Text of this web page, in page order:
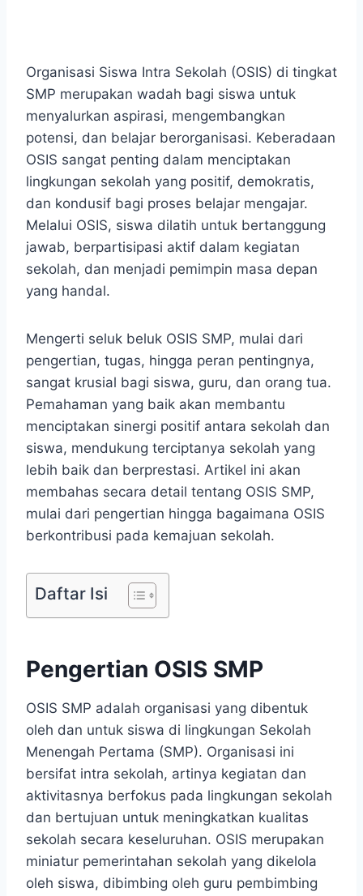
Organisasi Siswa Intra Sekolah (OSIS) di tingkat
SMP merupakan wadah bagi siswa untuk
menyalurkan aspirasi, mengembangkan
potensi, dan belajar berorganisasi. Keberadaan
OSIS sangat penting dalam menciptakan
lingkungan sekolah yang positif, demokratis,
dan kondusif bagi proses belajar mengajar.
Melalui OSIS, siswa dilatih untuk bertanggung
jawab, berpartisipasi aktif dalam kegiatan
sekolah, dan menjadi pemimpin masa depan
yang handal.
Mengerti seluk beluk OSIS SMP, mulai dari
pengertian, tugas, hingga peran pentingnya,
sangat krusial bagi siswa, guru, dan orang tua.
Pemahaman yang baik akan membantu
menciptakan sinergi positif antara sekolah dan
siswa, mendukung terciptanya sekolah yang
lebih baik dan berprestasi. Artikel ini akan
membahas secara detail tentang OSIS SMP,
mulai dari pengertian hingga bagaimana OSIS
berkontribusi pada kemajuan sekolah.
Daftar Isi
Pengertian OSIS SMP
OSIS SMP adalah organisasi yang dibentuk
oleh dan untuk siswa di lingkungan Sekolah
Menengah Pertama (SMP). Organisasi ini
bersifat intra sekolah, artinya kegiatan dan
aktivitasnya berfokus pada lingkungan sekolah
dan bertujuan untuk meningkatkan kualitas
sekolah secara keseluruhan. OSIS merupakan
miniatur pemerintahan sekolah yang dikelola
oleh siswa, dibimbing oleh guru pembimbing